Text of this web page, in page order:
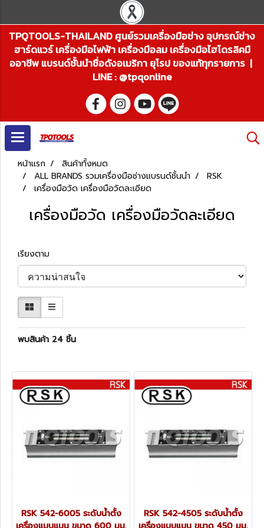
TPQTOOLS-THAILAND ศูนย์รวมเครื่องมือช่าง อุปกรณ์ช่าง
ฮาร์ดแวร์ เครื่องมือไฟฟ้า เครื่องมือลม เครื่องมือไฮโดรลิคมื
ออาชีพ แบรนด์ชั้นนำชื่อดังอเมริกา ยุโรป ของแท้ทุกรายการ |
LINE : @tpqonline
หน้าแรก
สินค้าทั้งหมด
ALL BRANDS รวมเครื่องมือช่างแบรนด์ชั้นนำ
RSK
เครื่องมือวัด เครื่องมือวัดละเอียด
เครื่องมือวัด เครื่องมือวัดละเอียด
เรียงตาม
พบสินค้า 24 ชิ้น
RSK 542-6005 ระดับน้ำตั้ง
RSK 542-4505 ระดับน้ำตั้ง